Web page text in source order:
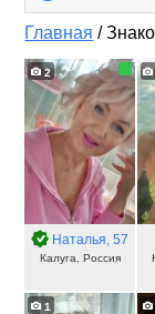
Главная /
2
Наталья, 57
Калуга, Россия
1